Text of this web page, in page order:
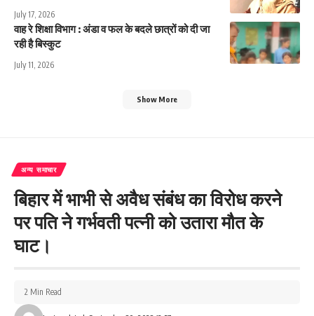
July 17, 2026
वाह रे शिक्षा विभाग : अंडा व फल के बदले छात्रों को दी जा
रही है बिस्कुट
July 11, 2026
Show More
अन्य समाचार
बिहार में भाभी से अवैध संबंध का विरोध करने
पर पति ने गर्भवती पत्नी को उतारा मौत के
घाट।
2 Min Read